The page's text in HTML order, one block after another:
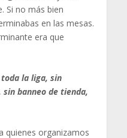
Si no más bien
en las mesas.
era que
la liga, sin
banneo de tienda,
quienes organizamos